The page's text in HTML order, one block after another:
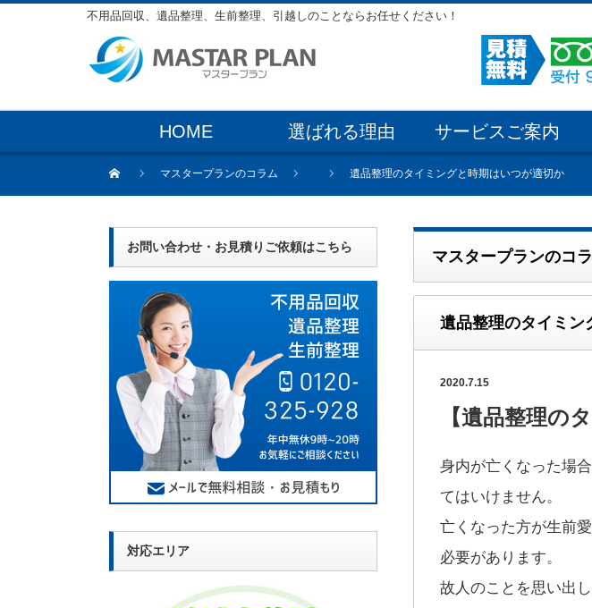
不用品回収、遺品整理、生前整理、引越しのことならお任せください！
HOME 選ばれる理由 サービスご案内
マスタープランのコラム 遺品整理のタイミングと時期はいつが適切か
マスタープランのコ
遺品整理のタイミン
2020.7.15
【遺品整理の
身内が亡くなった場
てはいけません。
亡くなった方が生前
必要があります。
故人のことを思い出
お問い合わせ・お見積りご依頼はこちら
対応エリア